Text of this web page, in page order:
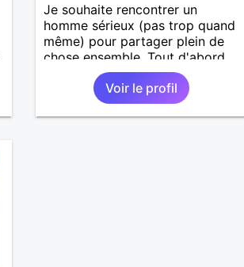
Je souhaite rencontrer un
homme sérieux (pas trop quand
même) pour partager plein de
chose ensemble. Tout d'abord
apprenons à nous connaitre et si
l'étincelle se déclenche, alors
pourquoi pas !
Voir le profil